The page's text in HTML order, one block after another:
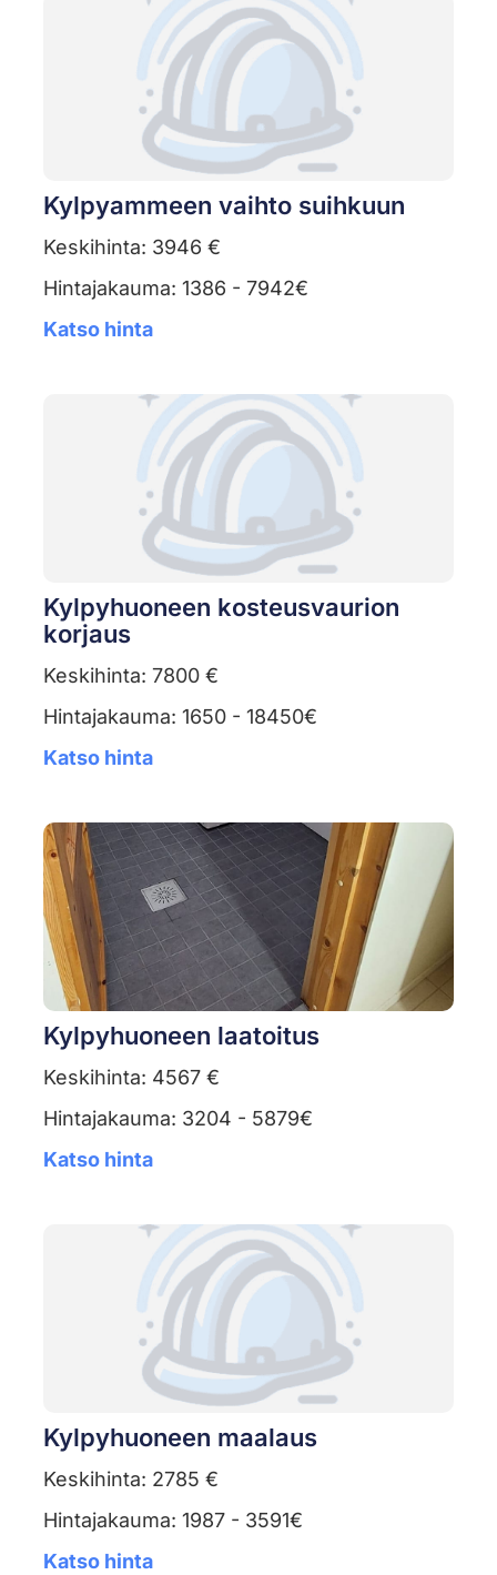
Kylpyammeen vaihto suihkuun
Keskihinta: 3946 €
Hintajakauma: 1386 - 7942€
Katso hinta
Kylpyhuoneen kosteusvaurion
korjaus
Keskihinta: 7800 €
Hintajakauma: 1650 - 18450€
Katso hinta
Kylpyhuoneen laatoitus
Keskihinta: 4567 €
Hintajakauma: 3204 - 5879€
Katso hinta
Kylpyhuoneen maalaus
Keskihinta: 2785 €
Hintajakauma: 1987 - 3591€
Katso hinta